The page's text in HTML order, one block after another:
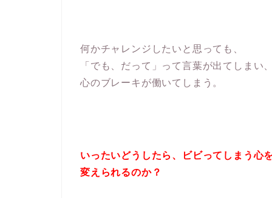
何かチャレンジしたいと思っても、
「でも、だって」って言葉が出てしまい
心のブレーキが働いてしまう。
いったいどうしたら、ビビってしまう心
変えられるのか？